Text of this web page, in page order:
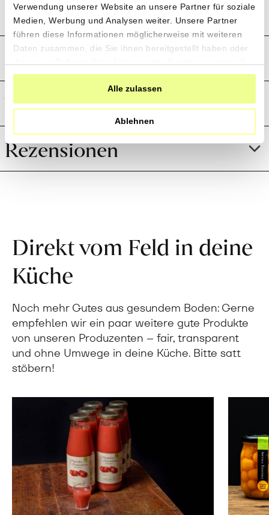
Verwendung unserer Website an unsere Partner für soziale
Medien, Werbung und Analysen weiter. Unsere Partner
führen diese Informationen möglicherweise mit weiteren
Daten zusammen, die Sie ihnen bereitgestellt haben oder
haben.
Alle zulassen
Ablehnen
Produktion und Anbau
Preistransparenz
Weitere Informationen
Rezensionen
Direkt vom Feld in deine
Küche
Noch mehr Gutes aus gesundem Boden: Gerne
empfehlen wir ein paar weitere gute Produkte
von unseren Produzenten – fair, transparent
und ohne Umwege in deine Küche. Bitte satt
stöbern!